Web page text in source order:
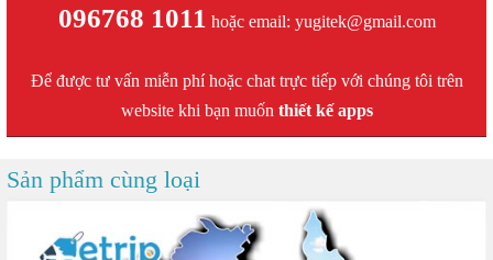
096768 1011 hoặc email: yugitek@gmail.com
Để được tư vấn miễn phí hoặc chat trực tiếp với chúng tôi trên
website khi bạn muốn thiết kế apps
Sản phẩm cùng loại